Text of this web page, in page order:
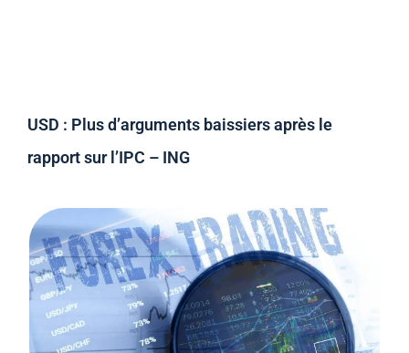
USD : Plus d’arguments baissiers après le
rapport sur l’IPC – ING